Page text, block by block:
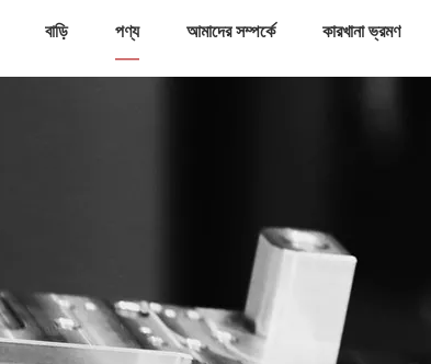
বাড়ি পণ্য আমাদের সম্পর্কে কারখানা ভ্রমণ